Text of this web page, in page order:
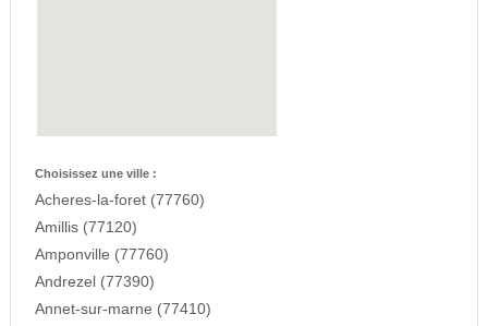
Choisissez une ville :
Acheres-la-foret (77760)
Amillis (77120)
Amponville (77760)
Andrezel (77390)
Annet-sur-marne (77410)